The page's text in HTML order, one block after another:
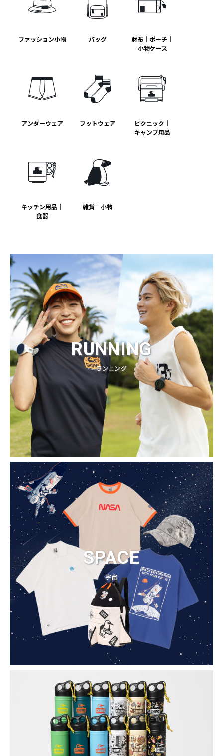
ファッション小物 バッグ
財布｜ポーチ｜
小物ケース
アンダーウェア フットウェア
ピクニック｜
キャンプ用品
キッチン用品｜
食器
雑貨｜小物
RUNNING
ランニング
SPACE
宇宙